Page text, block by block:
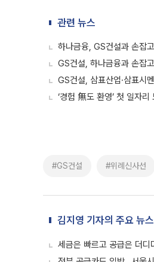
관련 뉴스
하나금융, GS건설과 손잡
GS건설, 하나금융과 손잡
GS건설, 삼표산업·삼표시
‘경험 無도 환영’ 첫 일자리
#GS건설 #위례신사선
김지영 기자의 주요 뉴스
세금은 빠르고 공급은 더